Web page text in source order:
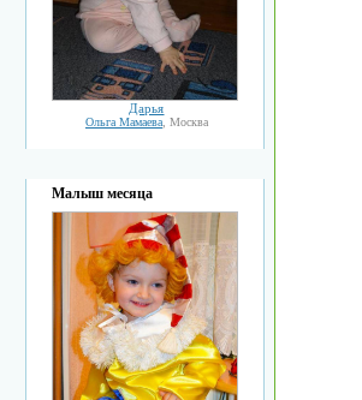
Дарья
Ольга Мамаева , Москва
Малыш месяца